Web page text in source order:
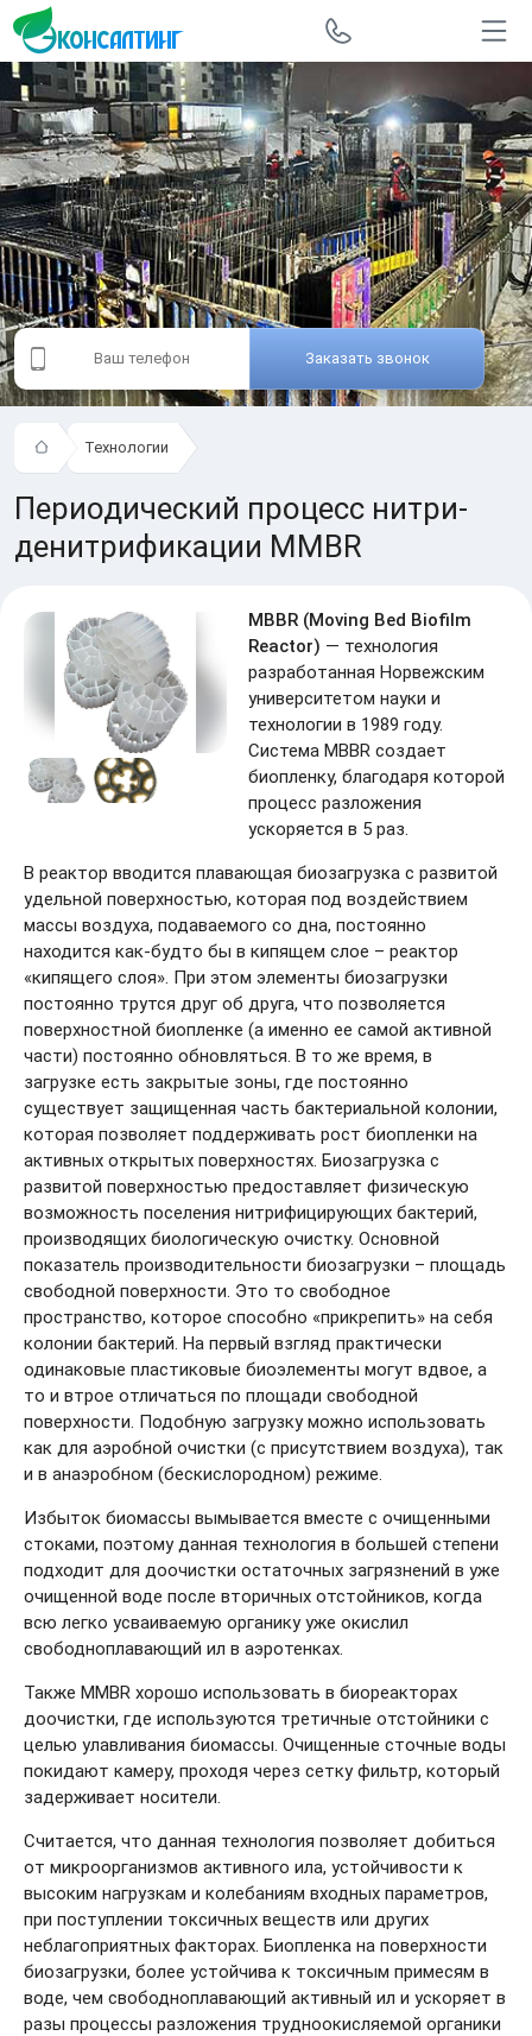
Заказать звонок
Технологии
Периодический процесс нитри-
денитрификации MMBR
MBBR (Moving Bed Biofilm
Reactor) — технология
разработанная Норвежским
университетом науки и
технологии в 1989 году.
Система MBBR создает
биопленку, благодаря которой
процесс разложения
ускоряется в 5 раз.
В реактор вводится плавающая биозагрузка с развитой
удельной поверхностью, которая под воздействием
массы воздуха, подаваемого со дна, постоянно
находится как-будто бы в кипящем слое – реактор
«кипящего слоя». При этом элементы биозагрузки
постоянно трутся друг об друга, что позволяется
поверхностной биопленке (а именно ее самой активной
части) постоянно обновляться. В то же время, в
загрузке есть закрытые зоны, где постоянно
существует защищенная часть бактериальной колонии,
которая позволяет поддерживать рост биопленки на
активных открытых поверхностях. Биозагрузка с
развитой поверхностью предоставляет физическую
возможность поселения нитрифицирующих бактерий,
производящих биологическую очистку. Основной
показатель производительности биозагрузки – площадь
свободной поверхности. Это то свободное
пространство, которое способно «прикрепить» на себя
колонии бактерий. На первый взгляд практически
одинаковые пластиковые биоэлементы могут вдвое, а
то и втрое отличаться по площади свободной
поверхности. Подобную загрузку можно использовать
как для аэробной очистки (с присутствием воздуха), так
и в анаэробном (бескислородном) режиме.
Избыток биомассы вымывается вместе с очищенными
стоками, поэтому данная технология в большей степени
подходит для доочистки остаточных загрязнений в уже
очищенной воде после вторичных отстойников, когда
всю легко усваиваемую органику уже окислил
свободноплавающий ил в аэротенках.
Также MMBR хорошо использовать в биореакторах
доочистки, где используются третичные отстойники с
целью улавливания биомассы. Очищенные сточные воды
покидают камеру, проходя через сетку фильтр, который
задерживает носители.
Считается, что данная технология позволяет добиться
от микроорганизмов активного ила, устойчивости к
высоким нагрузкам и колебаниям входных параметров,
при поступлении токсичных веществ или других
неблагоприятных факторах. Биопленка на поверхности
биозагрузки, более устойчива к токсичным примесям в
воде, чем свободноплавающий активный ил и ускоряет в
разы процессы разложения трудноокисляемой органики